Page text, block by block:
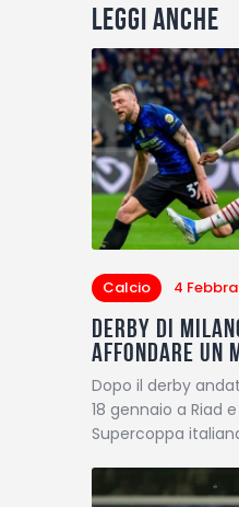
Leggi anche
Calcio 4
Derby di
affondare un
Dopo il derby
18 gennaio a Riad
Supercoppa